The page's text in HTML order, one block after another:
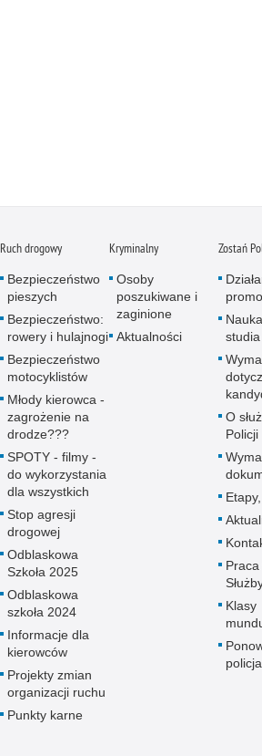
Ruch drogowy
Bezpieczeństwo
pieszych
Bezpieczeństwo:
rowery i hulajnogi
Bezpieczeństwo
motocyklistów
Młody kierowca -
zagrożenie na
drodze???
SPOTY - filmy -
do wykorzystania
dla wszystkich
Stop agresji
drogowej
Odblaskowa
Szkoła 2025
Odblaskowa
szkoła 2024
Informacje dla
kierowców
Projekty zmian
organizacji ruchu
Punkty karne
Kryminalny
Osoby
poszukiwane i
zaginione
Aktualności
Zostań
O
Policji
Klasy